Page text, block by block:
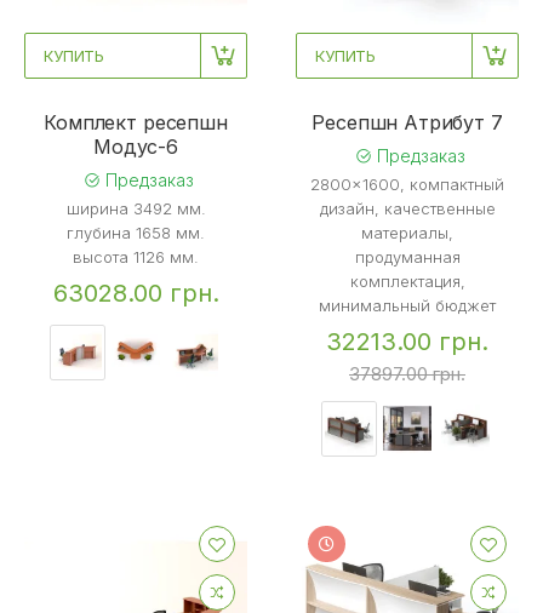
КУПИТЬ
Комплект ресепшн
Mодус-6
Предзаказ
ширина 3492 мм.
глубина 1658 мм.
высота 1126 мм.
63028.00 грн.
КУПИТЬ
Ресепшн Атрибут 7
Предзаказ
2800x1600, компактный
дизайн, качественные
материалы,
продуманная
комплектация,
минимальный бюджет
32213.00 грн.
37897.00 грн.